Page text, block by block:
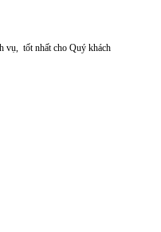
vụ, tốt nhất cho Quý khách